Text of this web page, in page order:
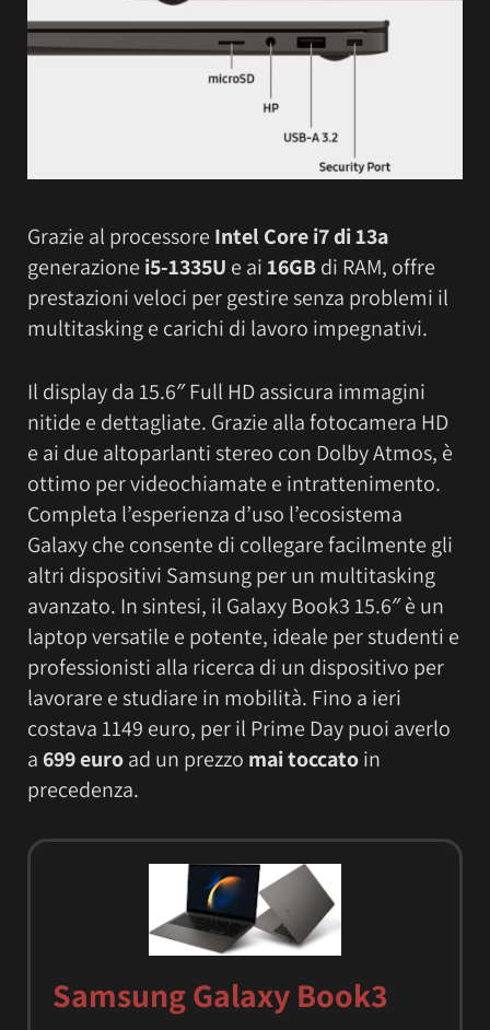
Grazie al processore Intel Core i7 di 13a
generazione i5-1335U e ai16GBdi RAM, offre
prestazioni veloci per gestire senza problemi il
multitasking e carichi di lavoro impegnativi.
Il display da 15.6″ Full HD assicura immagini
nitide e dettagliate. Grazie alla fotocamera HD
e ai due altoparlanti stereo con Dolby Atmos, è
ottimo per videochiamate e intrattenimento.
Completa l’esperienza d’uso l’ecosistema
Galaxy che consente di collegare facilmente gli
altri dispositivi Samsung per un multitasking
avanzato. In sintesi, il Galaxy Book3 15.6″ è un
laptop versatile e potente, ideale per studenti e
professionisti alla ricerca di un dispositivo per
lavorare e studiare in mobilità. Fino a ieri
costava 1149 euro, per il Prime Day puoi averlo
a699 euroad un prezzo mai toccatoin
precedenza.
Samsung Galaxy Book3